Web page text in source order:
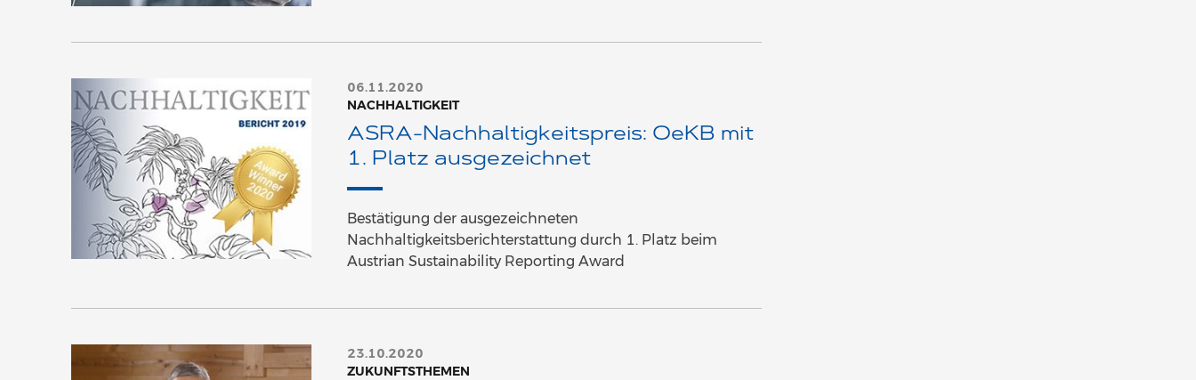
06.11.2020
NACHHALTIGKEIT
ASRA-Nachhaltigkeitspreis: OeKB mit
1. Platz ausgezeichnet
Bestätigung der ausgezeichneten
Nachhaltigkeitsberichterstattung durch 1. Platz beim
Austrian Sustainability Reporting Award
23.10.2020
ZUKUNFTSTHEMEN